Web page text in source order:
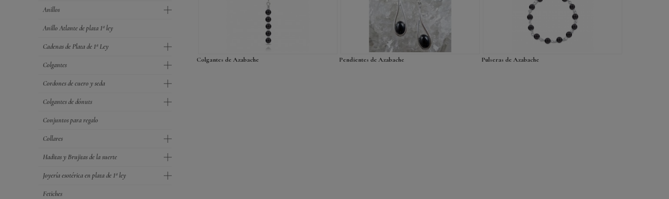
Anillos
Anillo Atlante de plata 1ª ley
Cadenas de Plata de 1ª Ley
Colgantes
Cordones de cuero y seda
Colgantes de dónuts
Conjuntos para regalo
Collares
Haditas y Brujitas de la suerte
Joyería esotérica en plata de 1ª ley
Fetiches
Colgantes de Azabache Pendientes de Azabache Pulseras de Azabache